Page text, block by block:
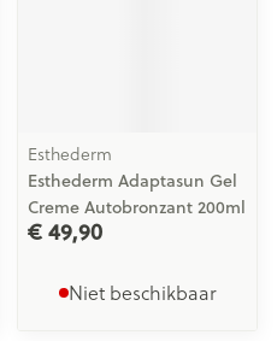
Esthederm
Esthederm Adaptasun Gel
Creme Autobronzant 200ml
€ 49,90
Niet beschikbaar